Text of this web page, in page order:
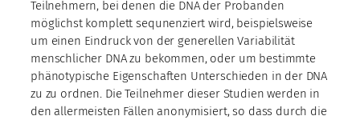
Teilnehmern, bei denen die DNA der Probanden
möglichst komplett sequnenziert wird, beispielsweise
um einen Eindruck von der generellen Variabilität
menschlicher DNA zu bekommen, oder um bestimmte
phänotypische Eigenschaften Unterschieden in der DNA
zu zu ordnen. Die Teilnehmer dieser Studien werden in
den allermeisten Fällen anonymisiert, so dass durch die